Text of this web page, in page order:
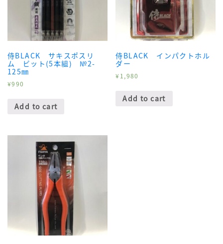
quantity
侍BLACK サキスポスリ
ム ビット(5本組) №2-
125㎜
¥990
Add to cart
侍BLACK インパクトホル
ダー
¥ 1,980
Add to cart